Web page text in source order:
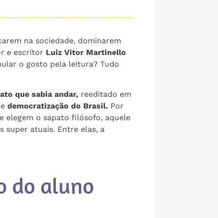
na sociedade, dominarem
e escritor Luiz Vitor Martinello
o gosto pela leitura? Tudo
que sabia andar, reeditado em
democratização do Brasil. Por
elegem o sapato filósofo, aquele
super atuais. Entre elas, a
do aluno